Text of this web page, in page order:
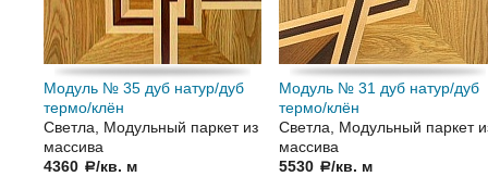
Модуль № 35 дуб натур/дуб
термо/клён
Светла, Модульный паркет из
массива
4360 a/кв. м
Модуль № 31 дуб натур/дуб
термо/клён
Светла, Модульный паркет
массива
5530 a/кв. м